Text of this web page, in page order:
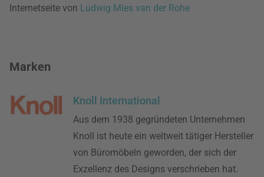
Internetseite von Ludwig Mies van der Rohe
Marken
Knoll International
Aus dem 1938 gegründeten Unternehmen
Knoll ist heute ein weltweit tätiger Hersteller
von Büromöbeln geworden, der sich der
Exzellenz des Designs verschrieben hat.